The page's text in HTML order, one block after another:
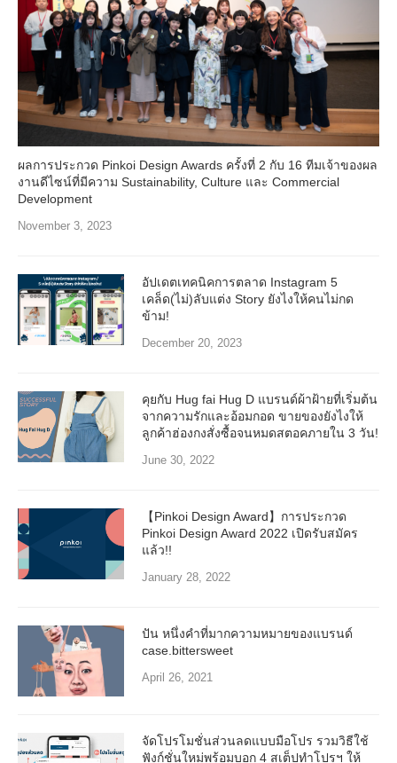
ผลการประกวด Pinkoi Design Awards ครั้งที่ 2 กับ 16 ทีมเจ้าของผล
งานดีไซน์ที่มีความ Sustainability, Culture และ Commercial
Development
November 3, 2023
อัปเดตเทคนิคการตลาด Instagram 5
เคล็ด(ไม่)ลับแต่ง Story ยังไงให้คนไม่กด
ข้าม!
December 20, 2023
คุยกับ Hug fai Hug D แบรนด์ผ้าฝ้ายที่เริ่มต้น
จากความรักและอ้อมกอด ขายของยังไงให้
ลูกค้าฮ่องกงสั่งซื้อจนหมดสตอคภายใน 3 วัน!
June 30, 2022
【Pinkoi Design Award】การประกวด
Pinkoi Design Award 2022 เปิดรับสมัคร
แล้ว!!
January 28, 2022
ปัน หนึ่งคำที่มากความหมายของแบรนด์
case.bittersweet
April 26, 2021
จัดโปรโมชั่นส่วนลดแบบมือโปร รวมวิธีใช้
ฟังก์ชั่นใหม่พร้อมบอก 4 สเต็ปทำโปรฯ ให้